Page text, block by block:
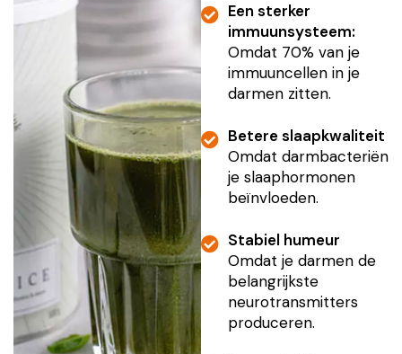
Een sterker
immuunsysteem:
Omdat 70% van je
immuuncellen in je
darmen zitten.
Betere slaapkwaliteit
Omdat darmbacteriën
je slaaphormonen
beïnvloeden.
Stabiel humeur
Omdat je darmen de
belangrijkste
neurotransmitters
produceren.